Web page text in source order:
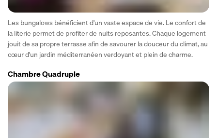
Les bungalows bénéficient d'un vaste espace de vie. Le confort de
la literie permet de profiter de nuits reposantes. Chaque logement
jouit de sa propre terrasse afin de savourer la douceur du climat, au
cœur d'un jardin méditerranéen verdoyant et plein de charme.
Chambre Quadruple